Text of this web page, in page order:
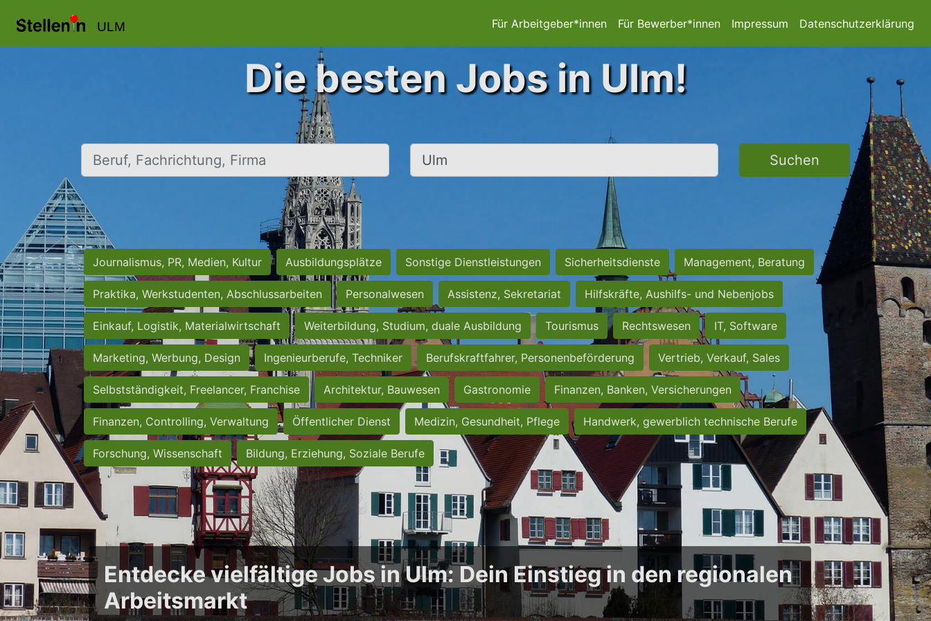
ULM Für Arbeitgeber*innen Für Bewerber*innen Impressum Datenschutzerklärung
Die besten Jobs in Ulm!
Beruf, Fachrichtung, Firma Ort, Stadt Suchen
Journalismus, PR, Medien, Kultur Ausbildungsplätze Sonstige Dienstleistungen Sicherheitsdienste Management, Beratung
Praktika, Werkstudenten, Abschlussarbeiten Personalwesen Assistenz, Sekretariat Hilfskräfte, Aushilfs- und Nebenjobs
Einkauf, Logistik, Materialwirtschaft Weiterbildung, Studium, duale Ausbildung Tourismus Rechtswesen IT, Software
Marketing, Werbung, Design Ingenieurberufe, Techniker Berufskraftfahrer, Personenbeförderung Vertrieb, Verkauf, Sales
Selbstständigkeit, Freelancer, Franchise Architektur, Bauwesen Gastronomie Finanzen, Banken, Versicherungen
Finanzen, Controlling, Verwaltung Öffentlicher Dienst Medizin, Gesundheit, Pflege Handwerk, gewerblich technische Berufe
Forschung, Wissenschaft Bildung, Erziehung, Soziale Berufe
Entdecke vielfältige Jobs in Ulm: Dein Einstieg in den regionalen
Arbeitsmarkt